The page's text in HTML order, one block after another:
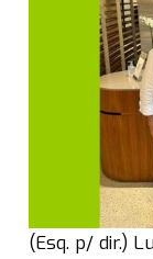
(Esq. p/ dir.)